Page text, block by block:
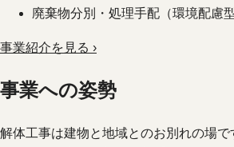
廃棄物分別・処理手配（環境配慮
事業紹介を見る ›
事業への姿勢
解体工事は建物と地域とのお別れの場